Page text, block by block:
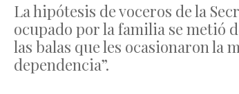
La hipótesis de voceros de la
ocupado por la familia se metió
las balas que les ocasionaron la
dependencia”.